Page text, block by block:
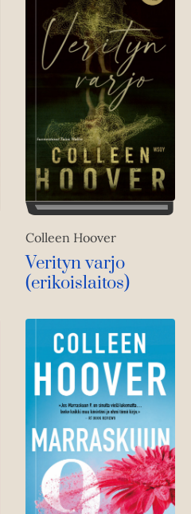
Colleen Hoover
Verityn varjo
(erikoislaitos)